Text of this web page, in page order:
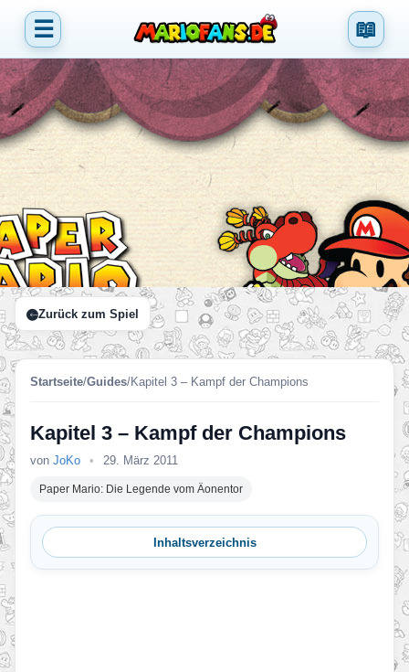
☰ 📖
Zurück zum Spiel
Startseite/Guides/Kapitel 3 – Kampf der Champions
Kapitel 3 – Kampf der Champions
von JoKo • 29. März 2011
Paper Mario: Die Legende vom Äonentor
Inhaltsverzeichnis